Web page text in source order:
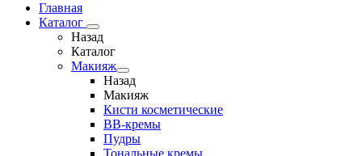
Главная
Каталог
Назад
Каталог
Макияж
Назад
Макияж
Кисти косметические
BB-кремы
Пудры
Тональные кремы